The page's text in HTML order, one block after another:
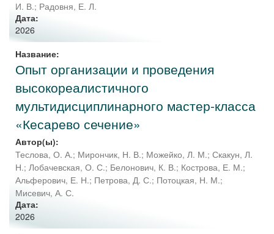
И. В.; Радовня, Е. Л.
Дата:
2026
Название:
Опыт организации и проведения
высокореалистичного
мультидисциплинарного мастер-класса
«Кесарево сечение»
Автор(ы):
Теслова, О. А.; Мирончик, Н. В.; Можейко, Л. М.; Скакун, Л.
Н.; Лобачевская, О. С.; Белонович, К. В.; Кострова, Е. М.;
Альферович, Е. Н.; Петрова, Д. С.; Потоцкая, Н. М.;
Мисевич, А. С.
Дата:
2026